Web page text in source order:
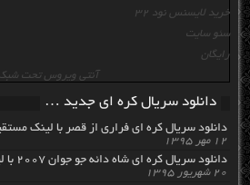
خرید لایسنس نود 32
سئو سایت
رایگان
آنتی ویروس تحت
دانلود سریال کره ای جدید …
دانلود سریال کره ای فراری از قصر با لینک
۱۲ مهر ۱۳۹۵
دانلود سریال کره ای شاه دائه جو جوان ۲۰۰۷ با لینک مستقیم
۲۰ شهریور ۱۳۹۵